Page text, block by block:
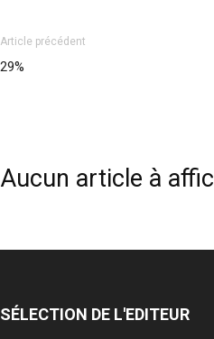
Article précédent
29%
Aucun article à
SÉLECTION DE L'EDITEUR